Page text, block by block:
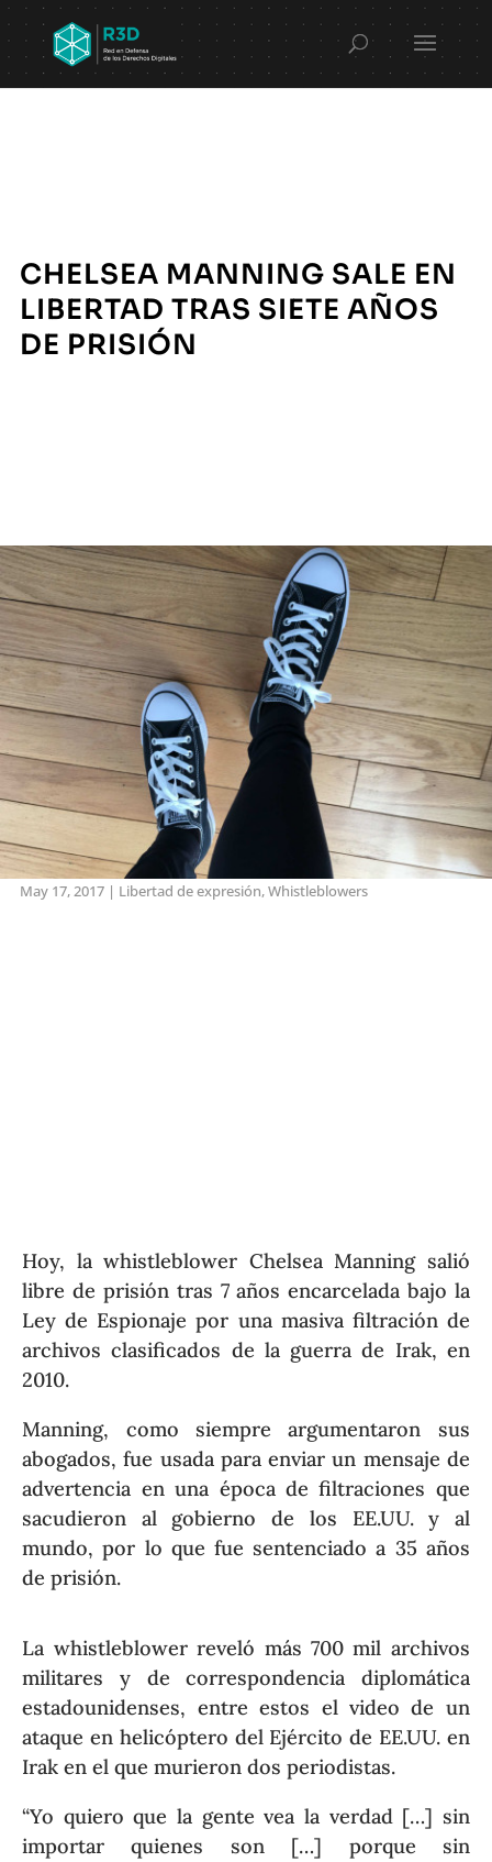
CHELSEA MANNING SALE EN
LIBERTAD TRAS SIETE AÑOS
DE PRISIÓN
May 17, 2017| Libertad de expresión,Whistleblowers
Hoy, la whistleblower Chelsea Manning salió
libre de prisión tras 7 años encarcelada bajo la
Ley de Espionaje por una masiva filtración de
archivos clasificados de la guerra de Irak, en
2010.
Manning, como siempre argumentaron sus
abogados, fue usada para enviar un mensaje de
advertencia en una época de filtraciones que
sacudieron al gobierno de los EE.UU. y al
mundo, por lo que fue sentenciado a 35 años
de prisión.
La whistleblower reveló más 700 mil archivos
militares y de correspondencia diplomática
estadounidenses, entre estos el video de un
ataque en helicóptero del Ejército de EE.UU. en
Irak en el que murieron dos periodistas.
“Yo quiero que la gente vea la verdad […] sin
importar quienes son […] porque sin